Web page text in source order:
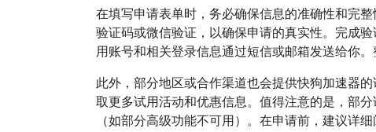
在填写申请表单时，务必确保信息的准确性和完
验证码或微信验证，以确保申请的真实性。完成
用账号和相关登录信息通过短信或邮箱发送给你
此外，部分地区或合作渠道也会提供快狗加速器
取更多试用活动和优惠信息。值得注意的是，部
（如部分高级功能不可用）。在申请前，建议详